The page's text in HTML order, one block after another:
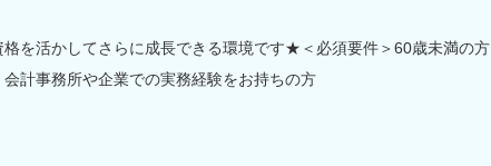
格を活かしてさらに成長できる環境です★＜必須要件＞60歳未満の方
会計事務所や企業での実務経験をお持ちの方